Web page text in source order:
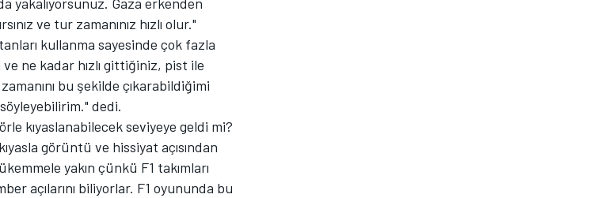
ve tur zamanınız hızlı olur."
kullanma sayesinde çok fazla
ve ne kadar hızlı gittiğiniz, pist ile
bu şekilde çıkarabildiğimi
dedi.
kıyaslanabilecek seviyeye geldi mi?
görüntü ve hissiyat açısından
yakın çünkü F1 takımları
açılarını biliyorlar. F1 oyununda bu